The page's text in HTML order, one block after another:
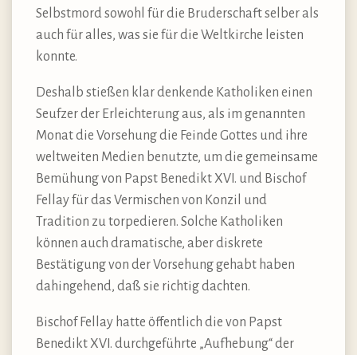
Selbstmord sowohl für die Bruderschaft selber als
auch für alles, was sie für die Weltkirche leisten
konnte.
Deshalb stießen klar denkende Katholiken einen
Seufzer der Erleichterung aus, als im genannten
Monat die Vorsehung die Feinde Gottes und ihre
weltweiten Medien benutzte, um die gemeinsame
Bemühung von Papst Benedikt XVI. und Bischof
Fellay für das Vermischen von Konzil und
Tradition zu torpedieren. Solche Katholiken
können auch dramatische, aber diskrete
Bestätigung von der Vorsehung gehabt haben
dahingehend, daß sie richtig dachten.
Bischof Fellay hatte öffentlich die von Papst
Benedikt XVI. durchgeführte „Aufhebung“ der